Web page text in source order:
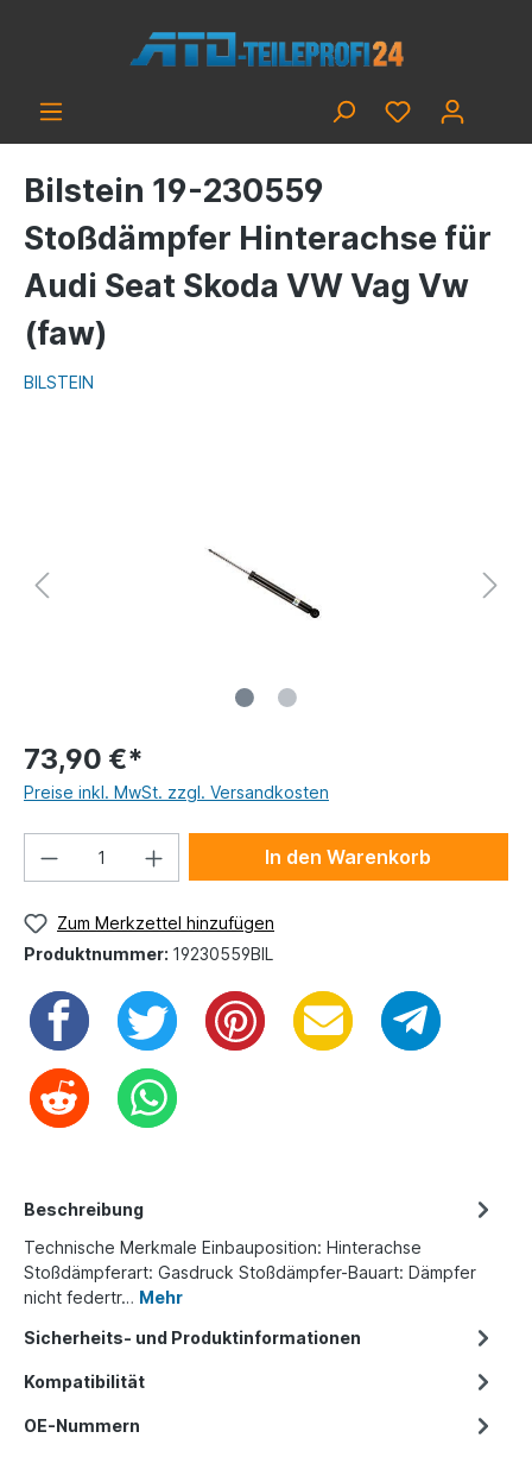
Bilstein 19-230559
Stoßdämpfer Hinterachse für
Audi Seat Skoda VW Vag Vw
(faw)
BILSTEIN
73,90 €*
Preise inkl. MwSt. zzgl. Versandkosten
In den Warenkorb
Zum Merkzettel hinzufügen
Produktnummer: 19230559BIL
Beschreibung
Technische Merkmale Einbauposition: Hinterachse
Stoßdämpferart: Gasdruck Stoßdämpfer-Bauart: Dämpfer
nicht federtr… Mehr
Sicherheits- und Produktinformationen
Kompatibilität
OE-Nummern